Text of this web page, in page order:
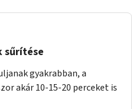
a 4-6 vonalán lakóknak
utat megspórolva 10-15
sűrítése
gyakrabban, a
akár 10-15-20 perceket is